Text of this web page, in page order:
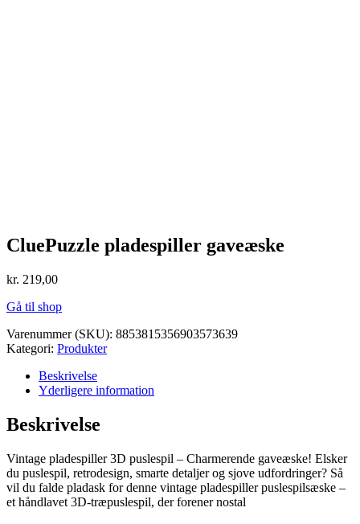
CluePuzzle pladespiller gaveæske
kr. 219,00
Gå til shop
Varenummer (SKU): 8853815356903573639
Kategori: Produkter
Beskrivelse
Yderligere information
Beskrivelse
Vintage pladespiller 3D puslespil – Charmerende gaveæske! Elsker
du puslespil, retrodesign, smarte detaljer og sjove udfordringer? Så
vil du falde pladask for denne vintage pladespiller puslespilsæske –
et håndlavet 3D-træpuslespil, der forener nostal